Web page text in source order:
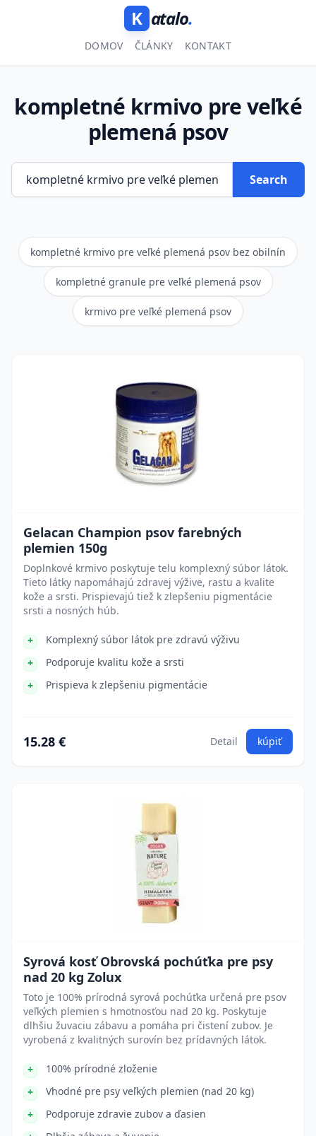
K atalo.
DOMOV ČLÁNKY KONTAKT
kompletné krmivo pre veľké
plemená psov
Search
kompletné krmivo pre veľké plemená psov bez obilnín
kompletné granule pre veľké plemená psov
krmivo pre veľké plemená psov
Gelacan Champion psov farebných
plemien 150g
Doplnkové krmivo poskytuje telu komplexný súbor látok.
Tieto látky napomáhajú zdravej výžive, rastu a kvalite
kože a srsti. Prispievajú tiež k zlepšeniu pigmentácie
srsti a nosných húb.
Komplexný súbor látok pre zdravú výživu
Podporuje kvalitu kože a srsti
Prispieva k zlepšeniu pigmentácie
15.28 € Detail kúpiť
Syrová kosť Obrovská pochúťka pre psy
nad 20 kg Zolux
Toto je 100% prírodná syrová pochúťka určená pre psov
veľkých plemien s hmotnosťou nad 20 kg. Poskytuje
dlhšiu žuvaciu zábavu a pomáha pri čistení zubov. Je
vyrobená z kvalitných surovín bez prídavných látok.
100% prírodné zloženie
Vhodné pre psy veľkých plemien (nad 20 kg)
Podporuje zdravie zubov a ďasien